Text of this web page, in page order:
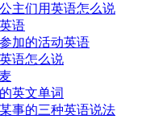
主们用英语怎么说
语
加的活动英语
语怎么说
英文单词
事的三种英语说法